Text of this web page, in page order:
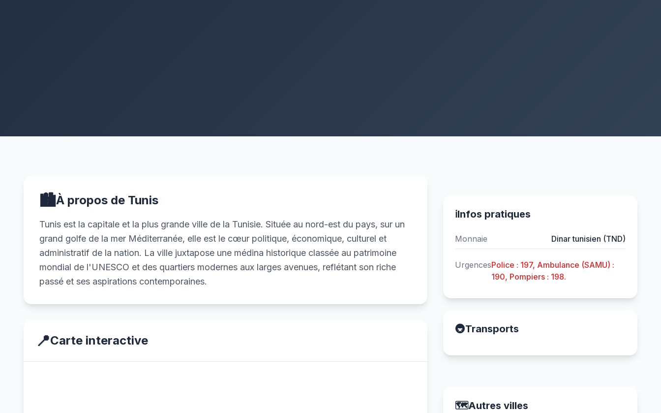
🏙️À propos de Tunis
Tunis est la capitale et la plus grande ville de la Tunisie. Située au nord-est du pays, sur un
grand golfe de la mer Méditerranée, elle est le cœur politique, économique, culturel et
administratif de la nation. La ville juxtapose une médina historique classée au patrimoine
mondial de l'UNESCO et des quartiers modernes aux larges avenues, reflétant son riche
passé et ses aspirations contemporaines.
📍Carte interactive
ℹ️Infos pratiques
Monnaie Dinar tunisien (TND)
UrgencesPolice : 197, Ambulance (SAMU) :
190, Pompiers : 198.
🚇Transports
🗺️Autres villes